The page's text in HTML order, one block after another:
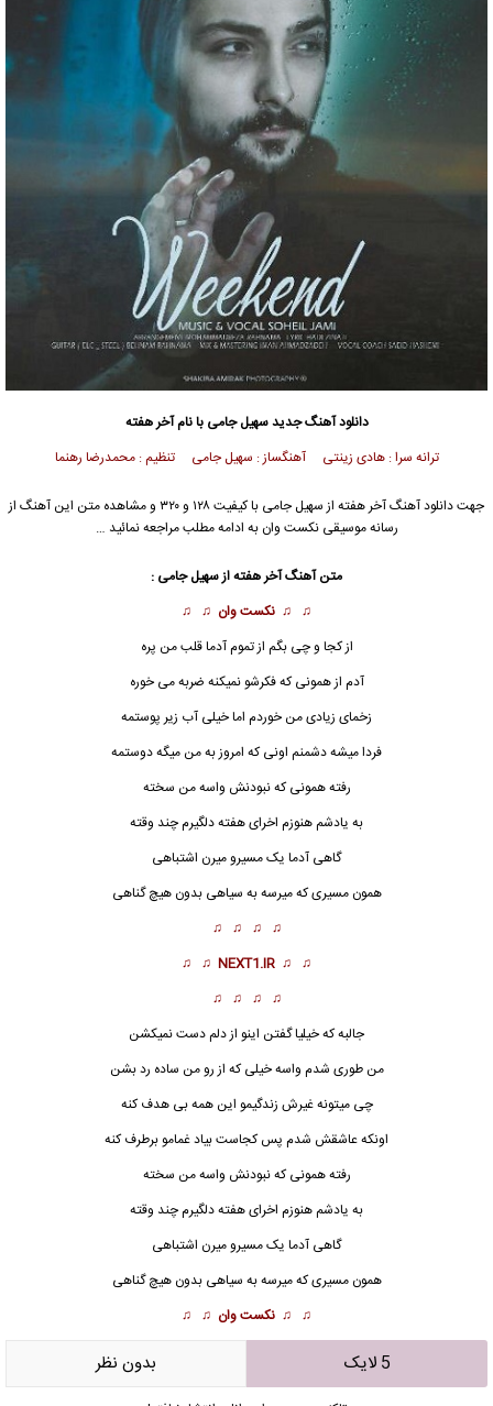
دانلود آهنگ جدیدسهیل جامی با نام آخر هفته
ترانه سرا : هادی زینتی آهنگساز : سهیل جامی تنظیم : محمدرضا رهنما
جهت دانلود آهنگ آخر هفته از سهیل جامی
با کیفیت ۱۲۸ و ۳۲۰ و مشاهده متن این آهنگ از
رسانه موسیقی نکست وان به ادامه مطلب مراجعه نمائید …
متن آهنگ آخر هفته ازسهیل جامی :
♫ ♫ نکست وان ♫ ♫
از کجا و چی بگم از تموم آدما قلب من پره
آدم از همونی که فکرشو نمیکنه ضربه می خوره
زخمای زیادی من خوردم اما خیلی آب زیر پوستمه
فردا میشه دشمنم اونی که امروز به من میگه دوستمه
رفته همونی که نبودنش واسه من سخته
به یادشم هنوزم اخرایهفتهدلگیرم چند وقته
گاهی آدما یک مسیرو میرن اشتباهی
همون مسیری که میرسه به سیاهی بدون هیچ گناهی
♫ ♫ ♫ ♫
♫ ♫
NEXT1.IR
♫ ♫
♫ ♫ ♫ ♫
جالبه که خیلیا گفتن اینو از دلم دست نمیکشن
من طوری شدم واسه خیلی که از رو من ساده رد بشن
چی میتونه غیرش زندگیمو این همه بی هدف کنه
اونکه عاشقش شدم پس کجاست بیاد غمامو برطرف کنه
رفته همونی که نبودنش واسه من سخته
به یادشم هنوزم اخرایهفتهدلگیرم چند وقته
گاهی آدما یک مسیرو میرن اشتباهی
همون مسیری که میرسه به سیاهی بدون هیچ گناهی
♫ ♫ نکست وان ♫ ♫
5 لایک بدون نظر